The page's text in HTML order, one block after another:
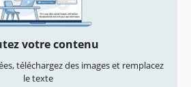
votre contenu
téléchargez des images et remplacez
le texte